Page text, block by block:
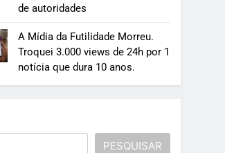
de autoridades
A Mídia da Futilidade Morreu.
Troquei 3.000 views de 24h por 1
notícia que dura 10 anos.
PESQUISAR